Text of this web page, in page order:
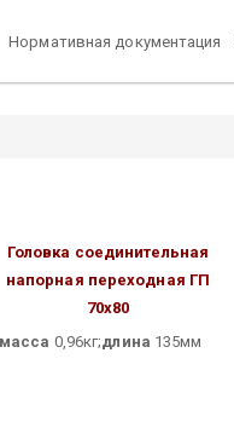
Нормативная документация
Головка соединительная
напорная переходная ГП
70х80
масса 0,96кг;длина 135мм